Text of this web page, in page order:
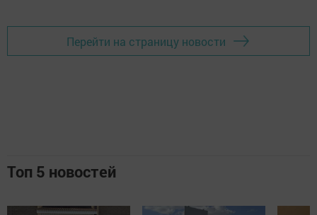
Перейти на страницу новости
Топ 5 новостей